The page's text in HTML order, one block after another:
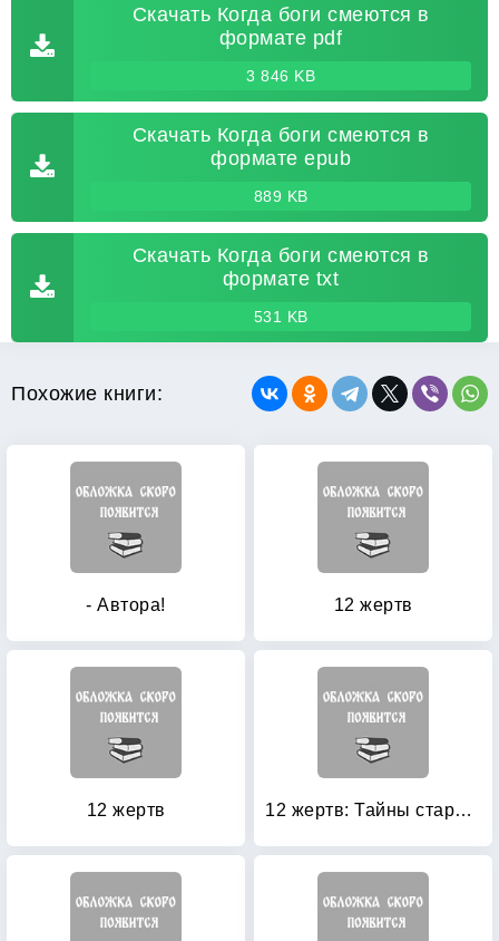
Скачать Когда боги смеются в
формате pdf
3 846 KB
Скачать Когда боги смеются в
формате epub
889 KB
Скачать Когда боги смеются в
формате txt
531 KB
Похожие книги:
- Автора! 12 жертв
12 жертв 12 жертв: Тайны старого Петербурга